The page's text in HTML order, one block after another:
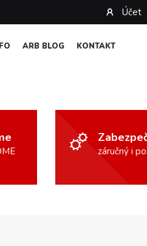
Účet
ARB BLOG KONTAKT
záručný i